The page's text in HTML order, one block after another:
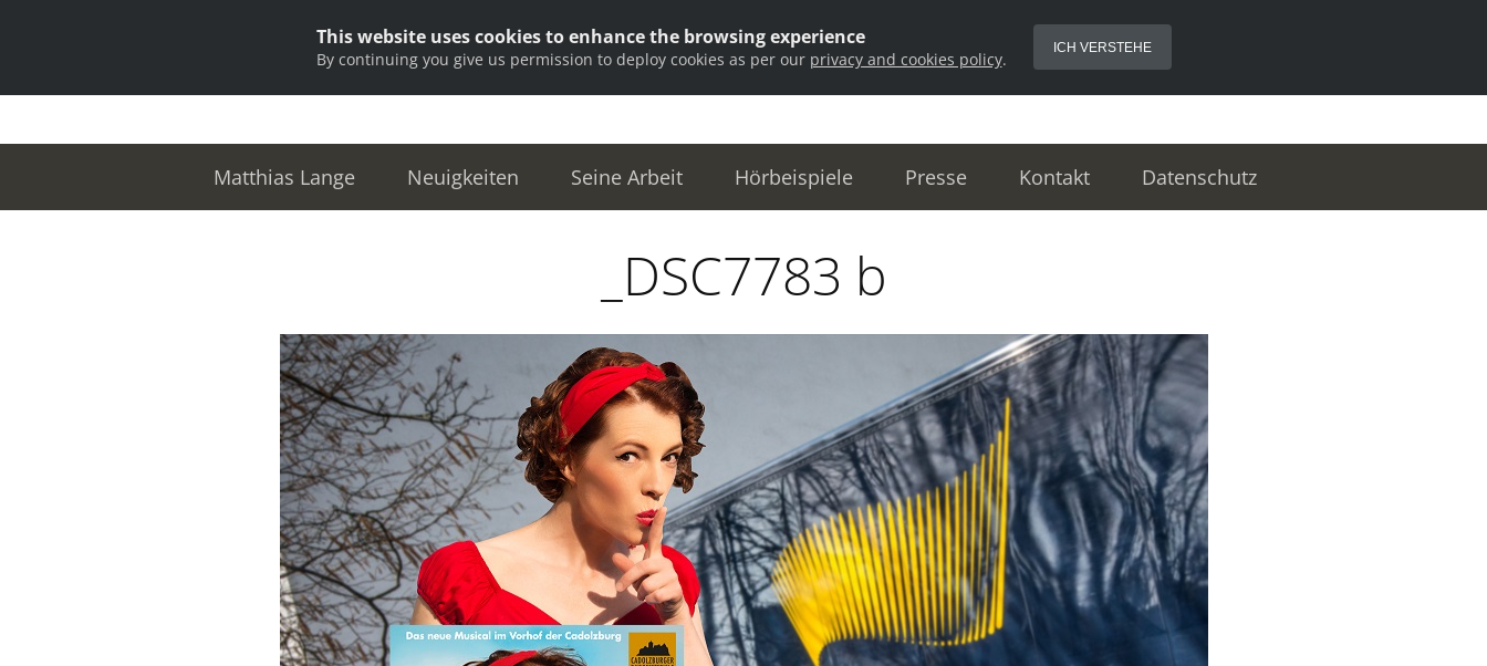
Matthias Lange Neuigkeiten Seine Arbeit Hörbeispiele Presse Kontakt Datenschutz
_DSC7783 b
This website uses cookies to enhance the browsing experience
By continuing you give us permission to deploy cookies as per our privacy and cookies policy.
ICH VERSTEHE